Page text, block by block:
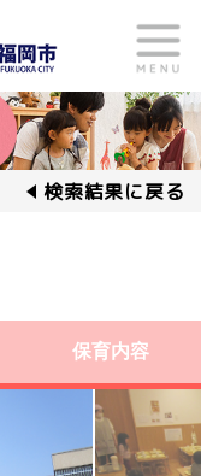
検索結果に戻る
保育内容